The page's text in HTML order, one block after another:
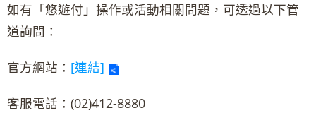
如有「悠遊付」操作或活動相關問題，可透過以下管
道詢問：
官方網站： [連結]
客服電話：(02)412-8880